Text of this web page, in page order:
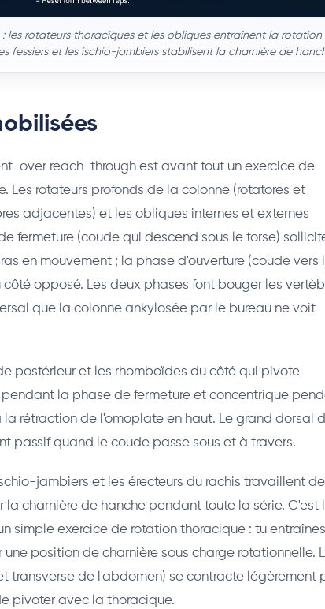
les rotateurs thoraciques et les obliques entraînent la rotation
fessiers et les ischio-jambiers stabilisent la charnière de
over reach-through est avant tout un exercice de
Les rotateurs profonds de la colonne (rotatores et
adjacentes) et les obliques internes et externes
fermeture (coude qui descend sous le torse)
en mouvement ; la phase d'ouverture (coude vers
opposé. Les deux phases font bouger les
que la colonne ankylosée par le bureau ne voit
postérieur et les rhomboïdes du côté qui pivote
la phase de fermeture et concentrique
rétraction de l'omoplate en haut. Le grand dorsal
passif quand le coude passe sous et à travers.
jambiers et les érecteurs du rachis travaillent de
la charnière de hanche pendant toute la série. C'est
simple exercice de rotation thoracique : tu
position de charnière sous charge rotationnelle.
transverse de l'abdomen) se contracte légèrement
pivoter avec la thoracique.